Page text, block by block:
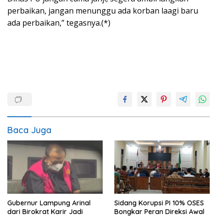
perbaikan, jangan menunggu ada korban laagi baru
ada perbaikan,” tegasnya.(*)
Baca Juga
Gubernur Lampung Arinal
dari Birokrat Karir Jadi
Sidang Korupsi PI 10% OSES
Bongkar Peran Direksi Awal